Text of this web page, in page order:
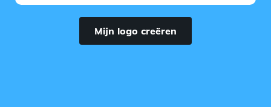
Mijn logo creëren